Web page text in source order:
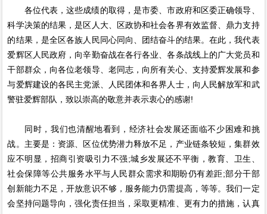
各位代表，这些成绩的取得，是市委、市政府和区委正确领导、
科学决策的结果，是区人大、区政协和社会各界有效监督、鼎力支持
的结果，是全区各族人民同心同向、团结奋斗的结果。在此，我代表
爱辉区人民政府，向辛勤奋战在各行各业、各条战线上的广大党员和
干部群众，向各位老领导、老同志，向所有关心、支持爱辉发展和参
与爱辉建设的各民主党派、人民团体和各界人士，向人民解放军和武
警驻爱辉部队，致以崇高的敬意并表示衷心的感谢!
同时，我们也清醒地看到，经济社会发展还面临不少困难和挑
战。主要是：资源、区位优势潜力释放不足，产业链条较短，集群效
应不明显，招商引资吸引力不强;城乡发展还不平衡，教育、卫生、
社会保障等公共服务水平与人民群众需求和期盼仍有差距;部分干部
创新能力不足，开放意识不够，服务能力仍需提高，等等。我们一定
会坚持问题导向，强化责任担当，采取更精准、更有力的措施，认真